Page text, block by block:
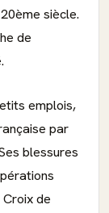
siècle.
de
emplois,
par
blessures
de